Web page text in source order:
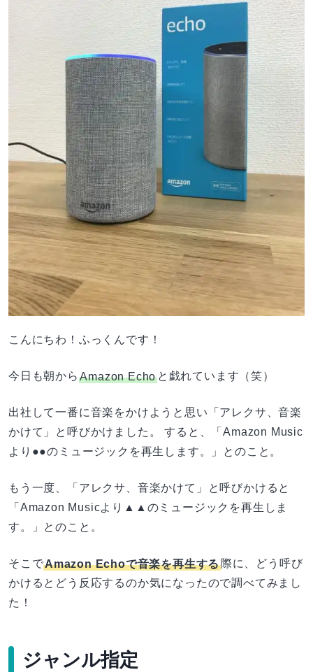
こんにちわ！ふっくんです！
今日も朝から Amazon Echoと戯れています（笑）
出社して一番に音楽をかけようと思い「アレクサ、音楽
かけて」と呼びかけました。 すると、「Amazon Music
より●●のミュージックを再生します。」とのこと。
もう一度、「アレクサ、音楽かけて」と呼びかけると
「Amazon Musicより▲▲のミュージックを再生しま
す。」とのこと。
そこでAmazon Echoで音楽を再生する際に、どう呼び
かけるとどう反応するのか気になったので調べてみまし
た！
ジャンル指定